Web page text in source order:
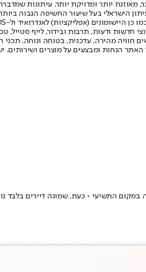
יותר ומדויקת יותר. עיתונות
פורסמה ב-30 ביולי 2007, וב-2010 הפך "ישראל היום" לעיתון
חדשות ודעות, תרבות ובידור, לייף סטייל,
חוויה מהירה, עדכנית, בטוחה ונוחה.
הנחות ומבצעים על מוצרים
במקום התשיעי • כעת, שמונה דיירים בלבד